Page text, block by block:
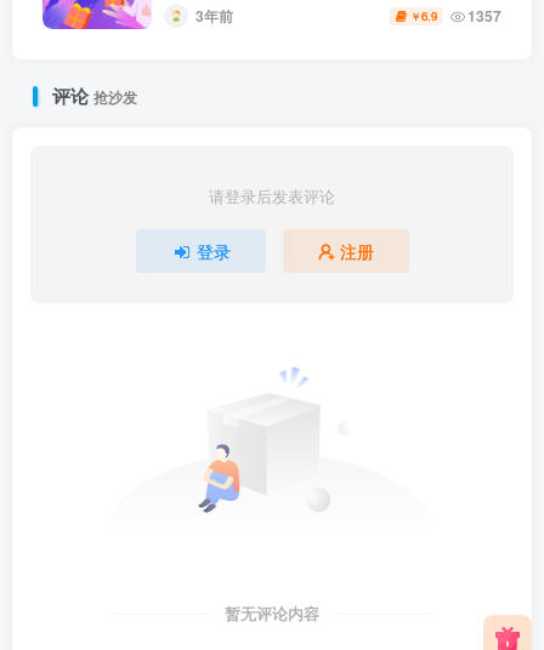
3年前 ￥6.9 1357
评论抢沙发
请登录后发表评论
登录 注册
暂无评论内容